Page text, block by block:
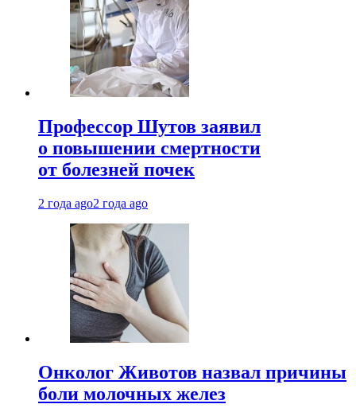
Профессор Шутов заявил
о повышении смертности
от болезней почек
2 года ago2 года ago
Онколог Животов назвал причины
боли молочных желез